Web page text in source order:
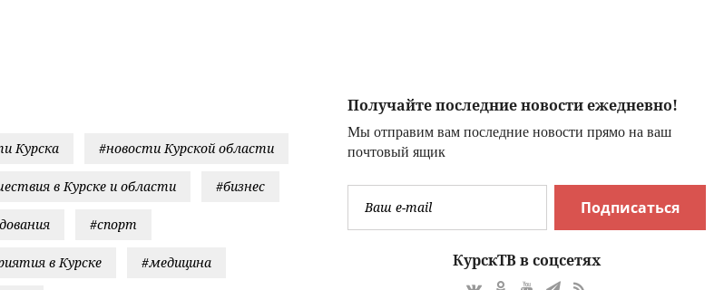
Новости
Получайте последние новости ежедневно!
Мы отправим вам последние новости прямо на ваш
почтовый ящик
Подписаться
КурскТВ в соцсетях
Курска #новости Курской области
в Курске и области #бизнес
#спорт
в Курске #медицина